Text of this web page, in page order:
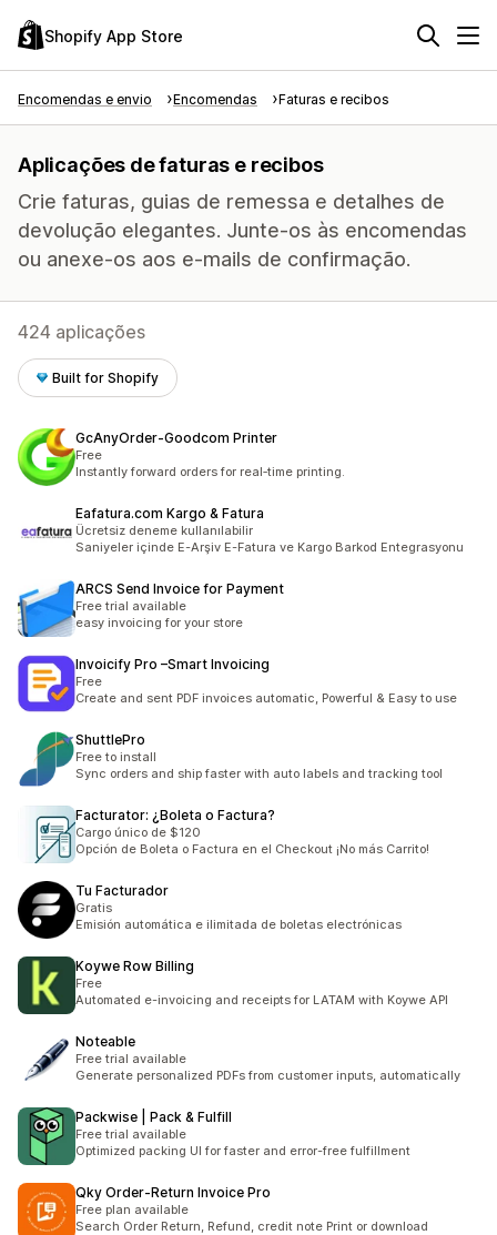
Shopify App Store
Encomendas e envio Encomendas Faturas e recibos
Aplicações de faturas e recibos
Crie faturas, guias de remessa e detalhes de
devolução elegantes. Junte-os às encomendas
ou anexe-os aos e-mails de confirmação.
424 aplicações
Built for Shopify
GcAnyOrder‑Goodcom Printer
Free
Instantly forward orders for real‑time printing.
Eafatura.com Kargo & Fatura
Ücretsiz deneme kullanılabilir
Saniyeler içinde E-Arşiv E-Fatura ve Kargo Barkod Entegrasyonu
ARCS Send Invoice for Payment
Free trial available
easy invoicing for your store
Invoicify Pro –Smart Invoicing
Free
Create and sent PDF invoices automatic, Powerful & Easy to use
ShuttlePro
Free to install
Sync orders and ship faster with auto labels and tracking tool
Facturator: ¿Boleta o Factura?
Cargo único de $120
Opción de Boleta o Factura en el Checkout ¡No más Carrito!
Tu Facturador
Gratis
Emisión automática e ilimitada de boletas electrónicas
Koywe Row Billing
Free
Automated e-invoicing and receipts for LATAM with Koywe API
Noteable
Free trial available
Generate personalized PDFs from customer inputs, automatically
Packwise | Pack & Fulfill
Free trial available
Optimized packing UI for faster and error-free fulfillment
Qky Order‑Return Invoice Pro
Free plan available
Search Order Return, Refund, credit note Print or download